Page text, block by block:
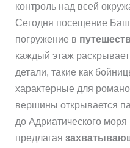
контроль над всей
Сегодня посещение
погружение в
каждый этаж
детали, такие как
характерные для
вершины открывается
до Адриатического
предлагая